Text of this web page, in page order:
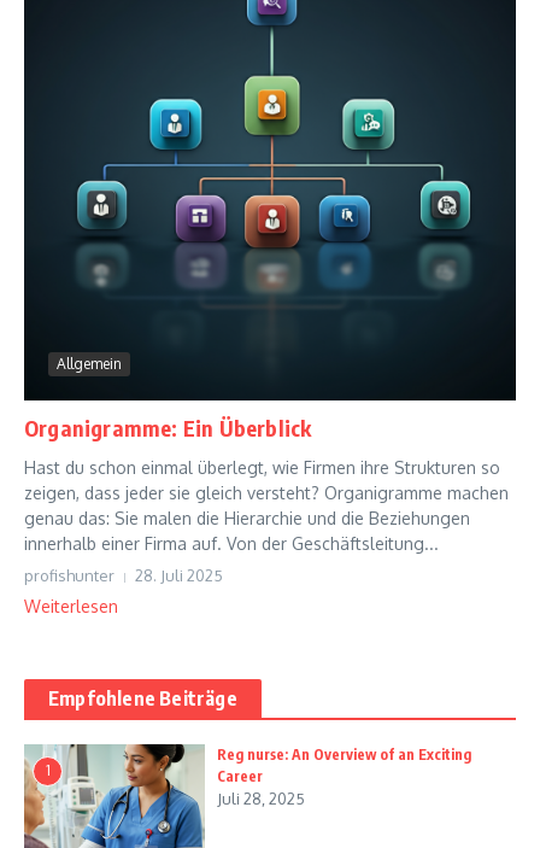
Allgemein
Organigramme: Ein Überblick
Hast du schon einmal überlegt, wie Firmen ihre Strukturen so
zeigen, dass jeder sie gleich versteht? Organigramme machen
genau das: Sie malen die Hierarchie und die Beziehungen
innerhalb einer Firma auf. Von der Geschäftsleitung...
profishunter 28. Juli 2025
Weiterlesen
Empfohlene Beiträge
1
Reg nurse: An Overview of an Exciting
Career
Juli 28, 2025